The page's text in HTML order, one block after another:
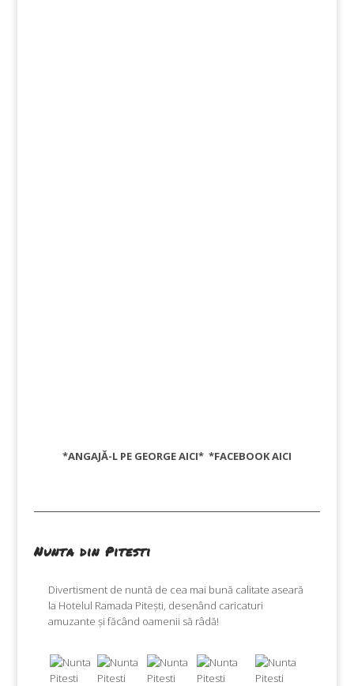
*ANGAJĂ-L PE GEORGEAICI* *FACEBOOKAICI
Nunta din Pitesti
Divertisment de nuntă de cea mai bună calitate aseară
la Hotelul Ramada Pitești, desenând caricaturi
amuzante și făcând oamenii să râdă!